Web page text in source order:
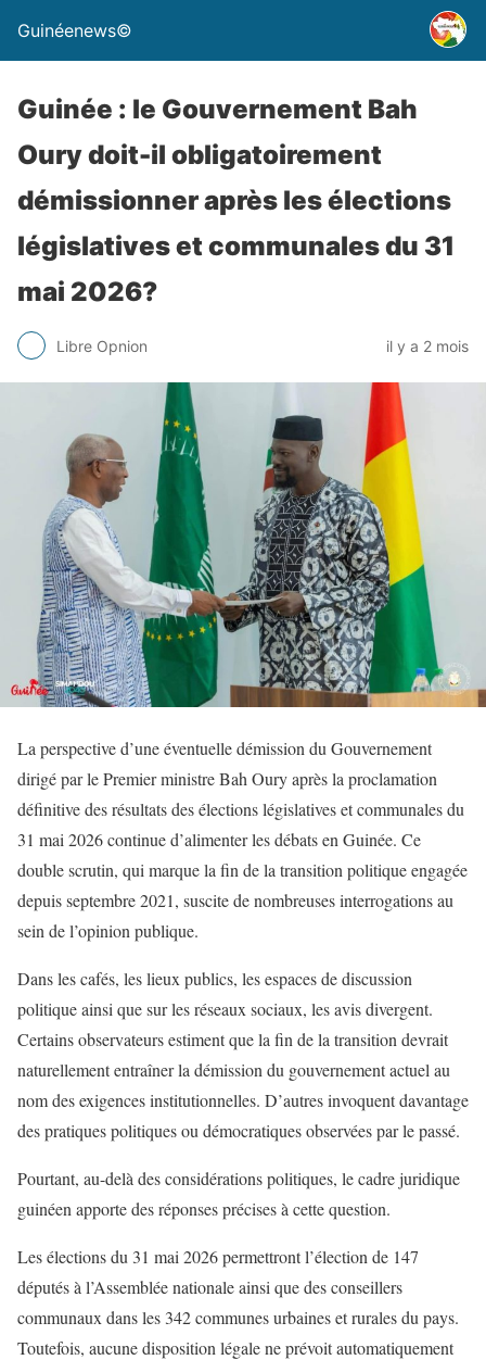
Guinéenews©
Guinée : le Gouvernement Bah
Oury doit-il obligatoirement
démissionner après les élections
législatives et communales du 31
mai 2026?
Libre Opnion il y a 2 mois
La perspective d’une éventuelle démission du Gouvernement
dirigé par le Premier ministre Bah Oury après la proclamation
définitive des résultats des élections législatives et communales du
31 mai 2026 continue d’alimenter les débats en Guinée. Ce
double scrutin, qui marque la fin de la transition politique engagée
depuis septembre 2021, suscite de nombreuses interrogations au
sein de l’opinion publique.
Dans les cafés, les lieux publics, les espaces de discussion
politique ainsi que sur les réseaux sociaux, les avis divergent.
Certains observateurs estiment que la fin de la transition devrait
naturellement entraîner la démission du gouvernement actuel au
nom des exigences institutionnelles. D’autres invoquent davantage
des pratiques politiques ou démocratiques observées par le passé.
Pourtant, au-delà des considérations politiques, le cadre juridique
guinéen apporte des réponses précises à cette question.
Les élections du 31 mai 2026 permettront l’élection de 147
députés à l’Assemblée nationale ainsi que des conseillers
communaux dans les 342 communes urbaines et rurales du pays.
Toutefois, aucune disposition légale ne prévoit automatiquement